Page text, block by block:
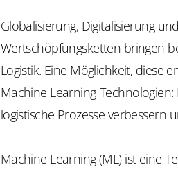
Globalisierung, Digitalisierung
Wertschöpfungsketten bringen
Logistik. Eine Möglichkeit, diese
Machine Learning-
logistische Prozesse verbessern
Machine Learning (ML) ist eine